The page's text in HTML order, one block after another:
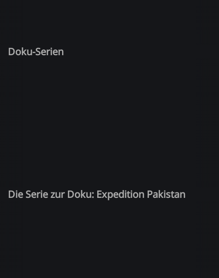
Doku-Serien
Die Serie zur Doku: Expedition Pakistan